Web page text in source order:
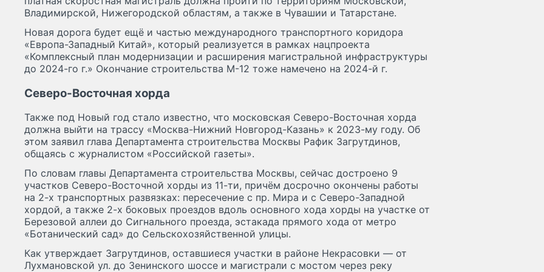
Владимирской, Нижегородской областям, а также в Чувашии и Татарстане.
Новая дорога будет ещё и частью международного транспортного коридора
«Европа-Западный Китай», который реализуется в рамках нацпроекта
«Комплексный план модернизации и расширения магистральной инфраструктуры
до 2024-го г.» Окончание строительства М-12 тоже намечено на 2024-й г.
Северо-Восточная хорда
Также под Новый год стало известно, что московская Северо-Восточная хорда
должна выйти на трассу «Москва-Нижний Новгород-Казань» к 2023-му году. Об
этом заявил глава Департамента строительства Москвы Рафик Загрутдинов,
общаясь с журналистом «Российской газеты».
По словам главы Департамента строительства Москвы, сейчас достроено 9
участков Северо-Восточной хорды из 11-ти, причём досрочно окончены работы
на 2-х транспортных развязках: пересечение с пр. Мира и с Северо-Западной
хордой, а также 2-х боковых проездов вдоль основного хода хорды на участке от
Березовой аллеи до Сигнального проезда, эстакада прямого хода от метро
«Ботанический сад» до Сельскохозяйственной улицы.
Как утверждает Загрутдинов, оставшиеся участки в районе Некрасовки — от
Лухмановской ул. до Зенинского шоссе и магистрали с мостом через реку